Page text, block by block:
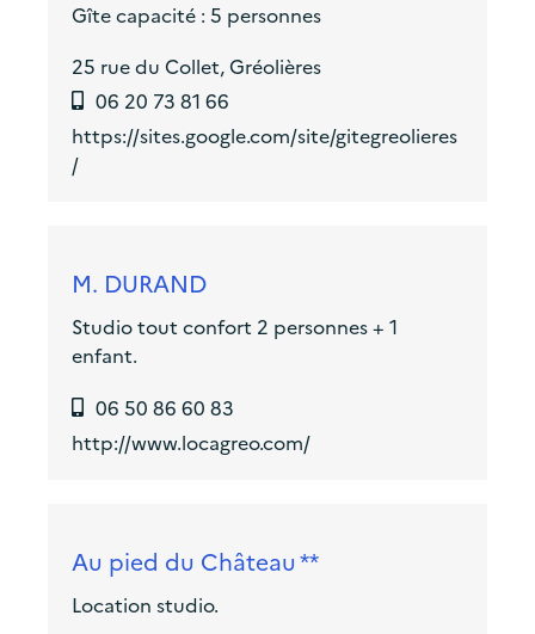
Gîte capacité : 5 personnes
25 rue du Collet, Gréolières
06 20 73 81 66
https://sites.google.com/site/gitegreolieres
/
M. DURAND
Studio tout confort 2 personnes + 1
enfant.
06 50 86 60 83
http://www.locagreo.com/
Au pied du Château **
Location studio.